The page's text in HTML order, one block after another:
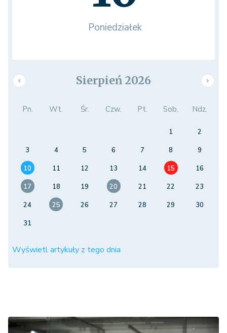
Poniedziałek
Sierpień 2026
Pn. Wt. Śr. Czw. Pt. Sob. Ndz.
1
2
3
4 5 6 7 8
9
10
11 12 13 14 15
16
17
18 19 20 21 22
23
24
25 26 27 28 29
30
31
Wyświetl artykuły z tego dnia